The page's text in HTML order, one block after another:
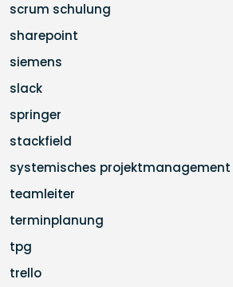
scrum schulung
sharepoint
siemens
slack
springer
stackfield
systemisches projektmanagement
teamleiter
terminplanung
tpg
trello